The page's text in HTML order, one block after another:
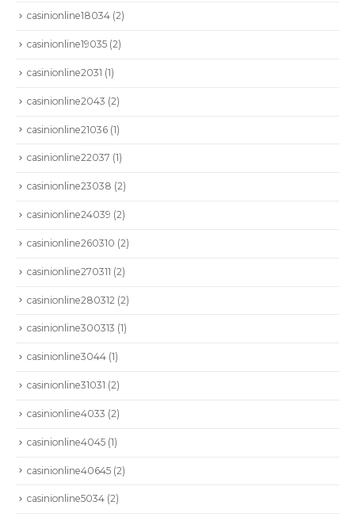
casinionline18034 (2)
casinionline19035 (2)
casinionline2031 (1)
casinionline2043 (2)
casinionline21036 (1)
casinionline22037 (1)
casinionline23038 (2)
casinionline24039 (2)
casinionline260310 (2)
casinionline270311 (2)
casinionline280312 (2)
casinionline300313 (1)
casinionline3044 (1)
casinionline31031 (2)
casinionline4033 (2)
casinionline4045 (1)
casinionline40645 (2)
casinionline5034 (2)
CONTÁCTENOS
Dirección: Calle 86A # 49D - 03: Bogotá | Colombia
Teléfono : +57 601 6449797